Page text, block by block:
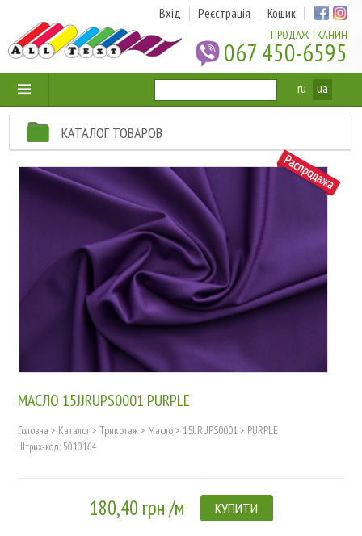
ПРОДАЖ ТКАНИН
067 450-6595
Вхід Реєстрація Кошик
ru ua
КАТАЛОГ ТОВАРОВ
МАСЛО 15JJRUPS0001 PURPLE
Головна > Каталог> Трикотаж> Масло> 15JJRUPS0001> PURPLE
Штрих-код: 5010164
180,40 грн /м КУПИТИ